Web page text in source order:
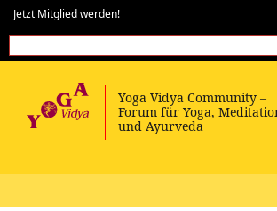
Jetzt Mitglied werden!